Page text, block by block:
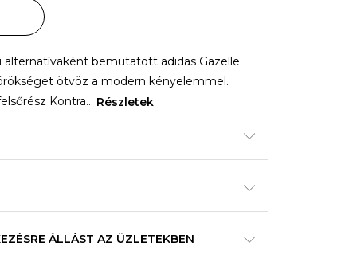
bemutatott adidas Gazelle
ötvöz a modern kényelemmel.
Kontra... Részletek
ÁLLÁST AZ ÜZLETEKBEN